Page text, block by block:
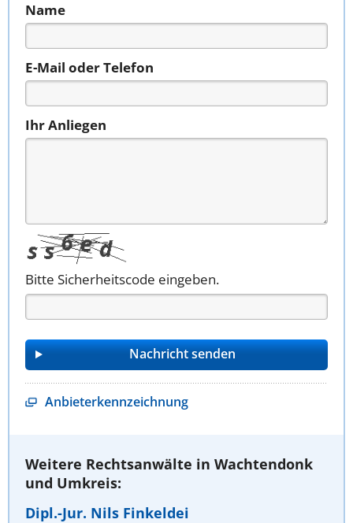
Name
E-Mail oder Telefon
Ihr Anliegen
Bitte Sicherheitscode eingeben.
Anbieterkennzeichnung
Weitere Rechtsanwälte in Wachtendonk
und Umkreis:
Dipl.-Jur. Nils Finkeldei